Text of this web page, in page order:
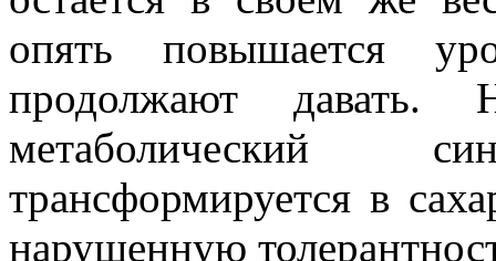
опять повышается
продолжают давать.
метаболический
трансформируется в
нарушенную